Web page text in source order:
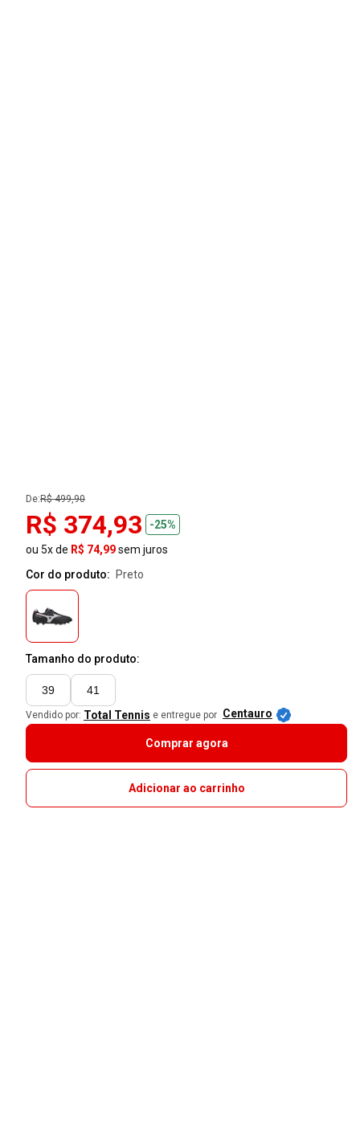
De:R$ 499,90
R$ 374,93
-25%
ou 5x de R$ 74,99sem juros
Cor do produto:
preto
Tamanho do produto:
39 41
Vendido por: Total Tennis e entregue por Centauro
Comprar agora
Adicionar ao carrinho